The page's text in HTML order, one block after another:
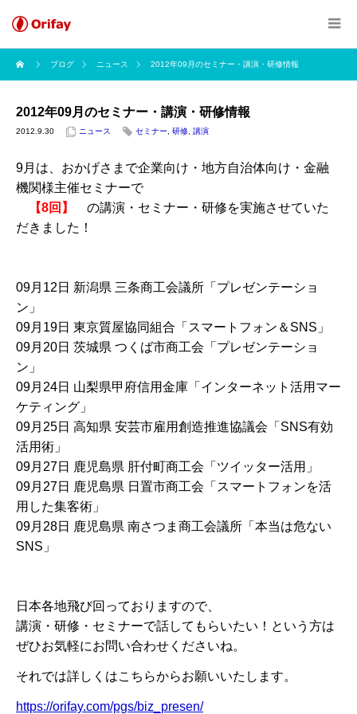
ブログ ニュース 2012年09月のセミナー・講演・研修情報
2012年09月のセミナー・講演・研修情報
2012.9.30 ニュース セミナー 研修 講演
9月は、おかげさまで企業向け・地方自治体向け・金融
機関様主催セミナーで
【8回】 の講演・セミナー・研修を実施させていた
だきました！
09月12日 新潟県 三条商工会議所「プレゼンテーショ
ン」
09月19日 東京質屋協同組合「スマートフォン＆SNS」
09月20日 茨城県 つくば市商工会「プレゼンテーショ
ン」
09月24日 山梨県甲府信用金庫「インターネット活用マー
ケティング」
09月25日 高知県 安芸市雇用創造推進協議会「SNS有効
活用術」
09月27日 鹿児島県 肝付町商工会「ツイッター活用」
09月27日 鹿児島県 日置市商工会「スマートフォンを活
用した集客術」
09月28日 鹿児島県 南さつま商工会議所「本当は危ない
SNS」
日本各地飛び回っておりますので、
講演・研修・セミナーで話してもらいたい！という方は
ぜひお気軽にお問い合わせくださいね。
それでは詳しくはこちらからお願いいたします。
https://orifay.com/pgs/biz_presen/